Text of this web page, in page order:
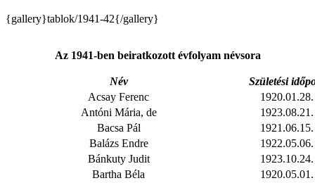
{gallery}tablok/1941-42{/gallery}
Az 1941-ben beiratkozott évfolyam névsora
Név
Születési
Acsay Ferenc
1920.01.28.
Antóni Mária, de
1923.08.21.
Bacsa Pál
1921.06.15.
Balázs Endre
1922.05.06.
Bánkuty Judit
1923.10.24.
Bartha Béla
1920.05.01.